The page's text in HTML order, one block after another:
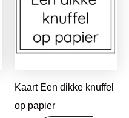
Kaart Een dikke knuffel
op papier